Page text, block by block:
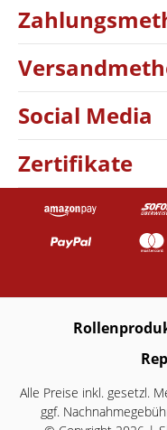
Social Media
Zertifikate
Alle Preise inkl. gesetzl.
ggf.